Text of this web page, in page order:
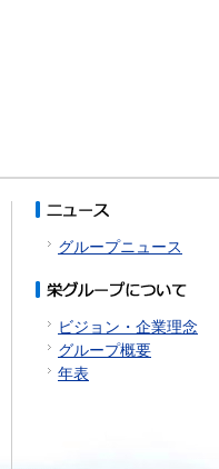
グループニュース
ビジョン・企業理念
グループ概要
年表